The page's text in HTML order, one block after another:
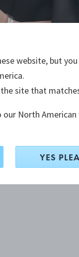
website, but
site that
North
YES